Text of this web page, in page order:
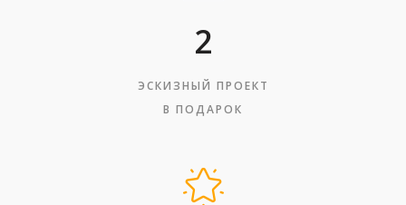
2
ЭСКИЗНЫЙ ПРОЕКТ
В ПОДАРОК